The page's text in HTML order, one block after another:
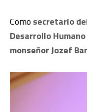
Como secretario
Desarrollo
monseñor Jozef